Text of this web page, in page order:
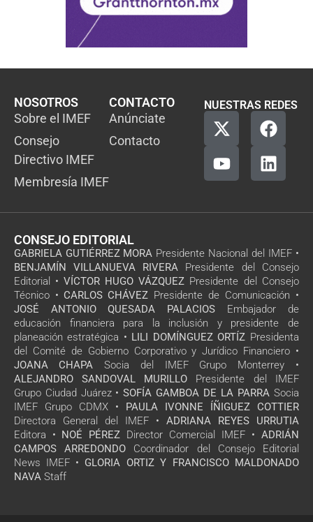
NOSOTROS
Sobre el IMEF
Consejo
Directivo IMEF
Membresía IMEF
CONTACTO
Anúnciate
Contacto
NUESTRAS REDES
CONSEJO EDITORIAL
GABRIELA GUTIÉRREZ MORA Presidente Nacional del IMEF •
BENJAMÍN VILLANUEVA RIVERA Presidente del Consejo
Editorial • VÍCTOR HUGO VÁZQUEZ Presidente del Consejo
Técnico • CARLOS CHÁVEZ Presidente de Comunicación •
JOSÉ ANTONIO QUESADA PALACIOS Embajador de
educación financiera para la inclusión y presidente de
planeación estratégica • LILI DOMÍNGUEZ ORTÍZ Presidenta
del Comité de Gobierno Corporativo y Jurídico Financiero •
JOANA CHAPA Socia del IMEF Grupo Monterrey •
ALEJANDRO SANDOVAL MURILLO Presidente del IMEF
Grupo Ciudad Juárez • SOFÍA GAMBOA DE LA PARRA Socia
IMEF Grupo CDMX • PAULA IVONNE ÍÑIGUEZ COTTIER
Directora General del IMEF • ADRIANA REYES URRUTIA
Editora • NOÉ PÉREZ Director Comercial IMEF • ADRIÁN
CAMPOS ARREDONDO Coordinador del Consejo Editorial
News IMEF • GLORIA ORTIZ Y FRANCISCO MALDONADO
NAVA Staff